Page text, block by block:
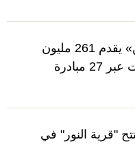
«الخط الساخن» يقدم 261 مليون
"قرية النور" في